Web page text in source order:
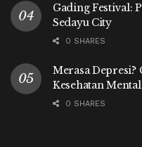
Gading Festival:
Sedayu City
0 SHARES
Merasa Depresi?
Kesehatan
0 SHARES